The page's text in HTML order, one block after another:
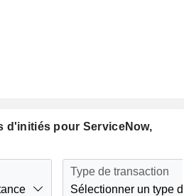
d'initiés pour ServiceNow,
Type de transaction
Sélectionner un type